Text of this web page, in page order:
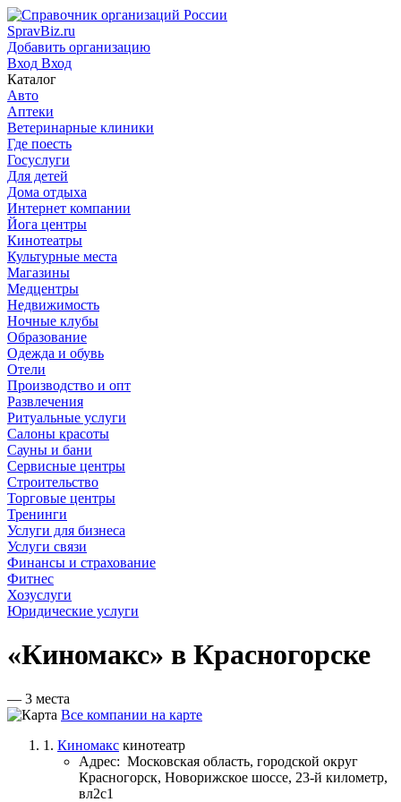
SpravBiz.ru
Добавить организацию
Вход Вход
Каталог
Авто
Аптеки
Ветеринарные клиники
Где поесть
Госуслуги
Для детей
Дома отдыха
Интернет компании
Йога центры
Кинотеатры
Культурные места
Магазины
Медцентры
Недвижимость
Ночные клубы
Образование
Одежда и обувь
Отели
Производство и опт
Развлечения
Ритуальные услуги
Салоны красоты
Сауны и бани
Сервисные центры
Строительство
Торговые центры
Тренинги
Услуги для бизнеса
Услуги связи
Финансы и страхование
Фитнес
Хозуслуги
Юридические услуги
«Киномакс» в Красногорске
— 3 места
Все компании на карте
1. Киномакс кинотеатр
Адрес: Московская область, городской округ
Красногорск, Новорижское шоссе, 23-й километр,
вл2с1